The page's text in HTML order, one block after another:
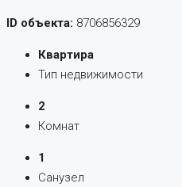
ID объекта: 8706856329
Квартира
Тип недвижимости
2
Комнат
1
Санузел